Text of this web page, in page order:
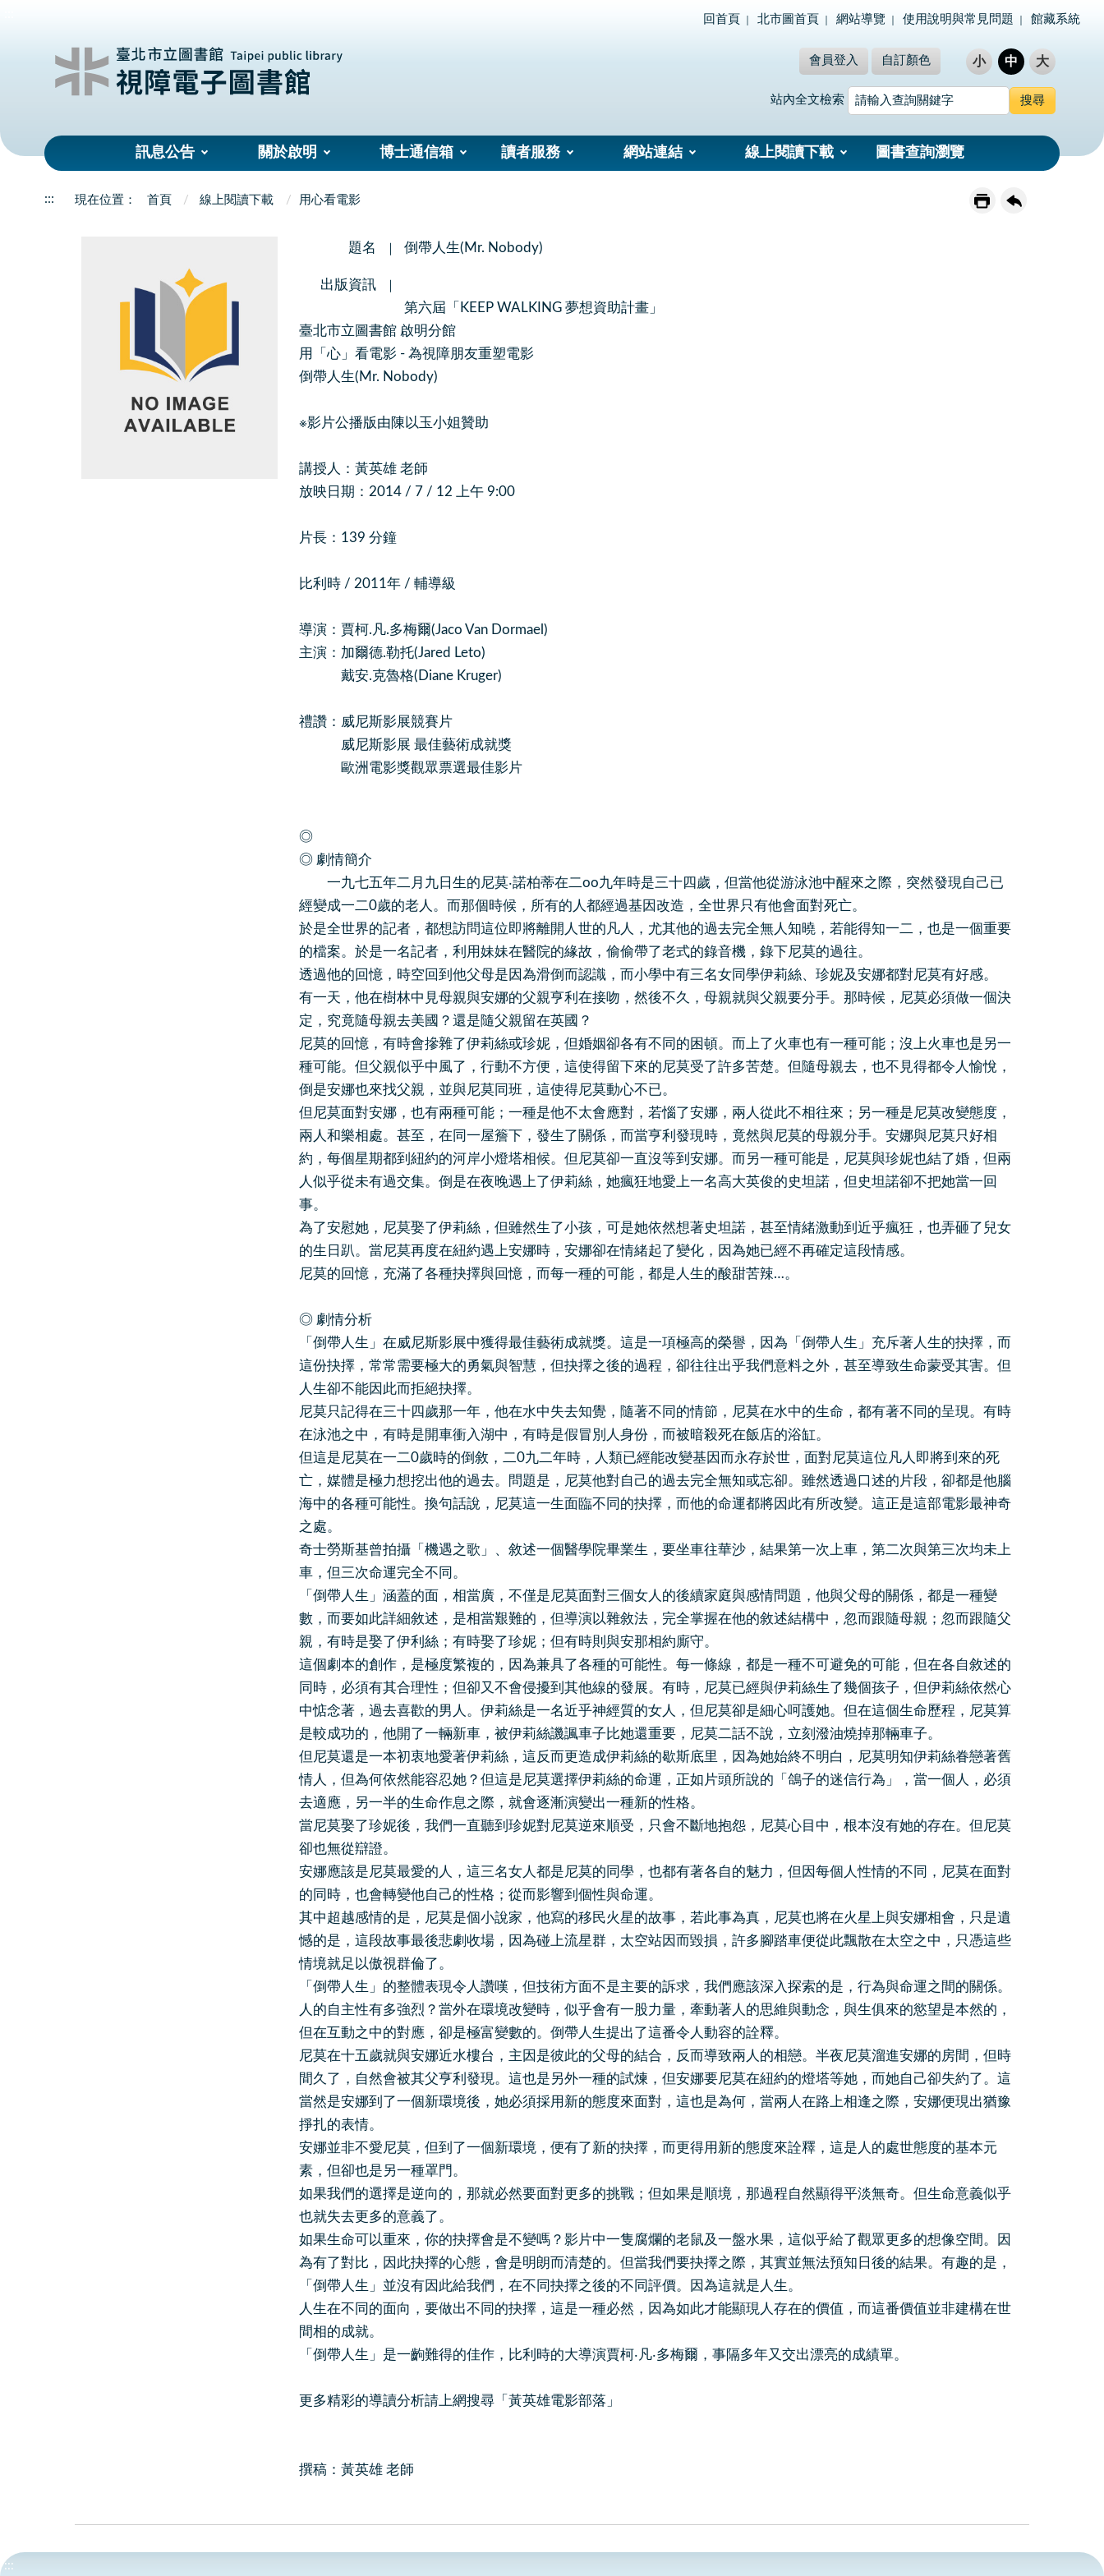
回首頁 北市圖首頁 網站導覽 使用說明與常見問題 館藏系統
會員登入 自訂顏色 小 中 大
站內全文檢索
訊息公告 關於啟明 博士通信箱 讀者服務 網站連結 線上閱讀下載 圖書查詢瀏覽
::: 首頁 線上閱讀下載 用心看電影
題名 倒帶人生(Mr. Nobody)
出版資訊
第六屆「KEEP WALKING 夢想資助計畫」
臺北市立圖書館 啟明分館
用「心」看電影 - 為視障朋友重塑電影
倒帶人生(Mr. Nobody)
※影片公播版由陳以玉小姐贊助
講授人：黃英雄 老師
放映日期：2014 / 7 / 12 上午 9:00
片長：139 分鐘
比利時 / 2011年 / 輔導級
導演：賈柯.凡.多梅爾(Jaco Van Dormael)
主演：加爾德.勒托(Jared Leto)
戴安.克魯格(Diane Kruger)
禮讚：威尼斯影展競賽片
威尼斯影展 最佳藝術成就獎
歐洲電影獎觀眾票選最佳影片
◎
◎ 劇情簡介
一九七五年二月九日生的尼莫‧諾柏蒂在二oo九年時是三十四歲，但當他從游泳池中醒來之際，突然發現自己已
經變成一二0歲的老人。而那個時候，所有的人都經過基因改造，全世界只有他會面對死亡。
於是全世界的記者，都想訪問這位即將離開人世的凡人，尤其他的過去完全無人知曉，若能得知一二，也是一個重要
的檔案。於是一名記者，利用妹妹在醫院的緣故，偷偷帶了老式的錄音機，錄下尼莫的過往。
透過他的回憶，時空回到他父母是因為滑倒而認識，而小學中有三名女同學伊莉絲、珍妮及安娜都對尼莫有好感。
有一天，他在樹林中見母親與安娜的父親亨利在接吻，然後不久，母親就與父親要分手。那時候，尼莫必須做一個決
定，究竟隨母親去美國？還是隨父親留在英國？
尼莫的回憶，有時會摻雜了伊莉絲或珍妮，但婚姻卻各有不同的困頓。而上了火車也有一種可能；沒上火車也是另一
種可能。但父親似乎中風了，行動不方便，這使得留下來的尼莫受了許多苦楚。但隨母親去，也不見得都令人愉悅，
倒是安娜也來找父親，並與尼莫同班，這使得尼莫動心不已。
但尼莫面對安娜，也有兩種可能；一種是他不太會應對，若惱了安娜，兩人從此不相往來；另一種是尼莫改變態度，
兩人和樂相處。甚至，在同一屋簷下，發生了關係，而當亨利發現時，竟然與尼莫的母親分手。安娜與尼莫只好相
約，每個星期都到紐約的河岸小燈塔相候。但尼莫卻一直沒等到安娜。而另一種可能是，尼莫與珍妮也結了婚，但兩
人似乎從未有過交集。倒是在夜晚遇上了伊莉絲，她瘋狂地愛上一名高大英俊的史坦諾，但史坦諾卻不把她當一回
事。
為了安慰她，尼莫娶了伊莉絲，但雖然生了小孩，可是她依然想著史坦諾，甚至情緒激動到近乎瘋狂，也弄砸了兒女
的生日趴。當尼莫再度在紐約遇上安娜時，安娜卻在情緒起了變化，因為她已經不再確定這段情感。
尼莫的回憶，充滿了各種抉擇與回憶，而每一種的可能，都是人生的酸甜苦辣…。
◎ 劇情分析
「倒帶人生」在威尼斯影展中獲得最佳藝術成就獎。這是一項極高的榮譽，因為「倒帶人生」充斥著人生的抉擇，而
這份抉擇，常常需要極大的勇氣與智慧，但抉擇之後的過程，卻往往出乎我們意料之外，甚至導致生命蒙受其害。但
人生卻不能因此而拒絕抉擇。
尼莫只記得在三十四歲那一年，他在水中失去知覺，隨著不同的情節，尼莫在水中的生命，都有著不同的呈現。有時
在泳池之中，有時是開車衝入湖中，有時是假冒別人身份，而被暗殺死在飯店的浴缸。
但這是尼莫在一二0歲時的倒敘，二0九二年時，人類已經能改變基因而永存於世，面對尼莫這位凡人即將到來的死
亡，媒體是極力想挖出他的過去。問題是，尼莫他對自己的過去完全無知或忘卻。雖然透過口述的片段，卻都是他腦
海中的各種可能性。換句話說，尼莫這一生面臨不同的抉擇，而他的命運都將因此有所改變。這正是這部電影最神奇
之處。
奇士勞斯基曾拍攝「機遇之歌」、敘述一個醫學院畢業生，要坐車往華沙，結果第一次上車，第二次與第三次均未上
車，但三次命運完全不同。
「倒帶人生」涵蓋的面，相當廣，不僅是尼莫面對三個女人的後續家庭與感情問題，他與父母的關係，都是一種變
數，而要如此詳細敘述，是相當艱難的，但導演以雜敘法，完全掌握在他的敘述結構中，忽而跟隨母親；忽而跟隨父
親，有時是娶了伊利絲；有時娶了珍妮；但有時則與安那相約廝守。
這個劇本的創作，是極度繁複的，因為兼具了各種的可能性。每一條線，都是一種不可避免的可能，但在各自敘述的
同時，必須有其合理性；但卻又不會侵擾到其他線的發展。有時，尼莫已經與伊莉絲生了幾個孩子，但伊莉絲依然心
中惦念著，過去喜歡的男人。伊莉絲是一名近乎神經質的女人，但尼莫卻是細心呵護她。但在這個生命歷程，尼莫算
是較成功的，他開了一輛新車，被伊莉絲譏諷車子比她還重要，尼莫二話不說，立刻潑油燒掉那輛車子。
但尼莫還是一本初衷地愛著伊莉絲，這反而更造成伊莉絲的歇斯底里，因為她始終不明白，尼莫明知伊莉絲眷戀著舊
情人，但為何依然能容忍她？但這是尼莫選擇伊莉絲的命運，正如片頭所說的「鴿子的迷信行為」，當一個人，必須
去適應，另一半的生命作息之際，就會逐漸演變出一種新的性格。
當尼莫娶了珍妮後，我們一直聽到珍妮對尼莫逆來順受，只會不斷地抱怨，尼莫心目中，根本沒有她的存在。但尼莫
卻也無從辯證。
安娜應該是尼莫最愛的人，這三名女人都是尼莫的同學，也都有著各自的魅力，但因每個人性情的不同，尼莫在面對
的同時，也會轉變他自己的性格；從而影響到個性與命運。
其中超越感情的是，尼莫是個小說家，他寫的移民火星的故事，若此事為真，尼莫也將在火星上與安娜相會，只是遺
憾的是，這段故事最後悲劇收場，因為碰上流星群，太空站因而毀損，許多腳踏車便從此飄散在太空之中，只憑這些
情境就足以傲視群倫了。
「倒帶人生」的整體表現令人讚嘆，但技術方面不是主要的訴求，我們應該深入探索的是，行為與命運之間的關係。
人的自主性有多強烈？當外在環境改變時，似乎會有一股力量，牽動著人的思維與動念，與生俱來的慾望是本然的，
但在互動之中的對應，卻是極富變數的。倒帶人生提出了這番令人動容的詮釋。
尼莫在十五歲就與安娜近水樓台，主因是彼此的父母的結合，反而導致兩人的相戀。半夜尼莫溜進安娜的房間，但時
間久了，自然會被其父亨利發現。這也是另外一種的試煉，但安娜要尼莫在紐約的燈塔等她，而她自己卻失約了。這
當然是安娜到了一個新環境後，她必須採用新的態度來面對，這也是為何，當兩人在路上相逢之際，安娜便現出猶豫
掙扎的表情。
安娜並非不愛尼莫，但到了一個新環境，便有了新的抉擇，而更得用新的態度來詮釋，這是人的處世態度的基本元
素，但卻也是另一種罩門。
如果我們的選擇是逆向的，那就必然要面對更多的挑戰；但如果是順境，那過程自然顯得平淡無奇。但生命意義似乎
也就失去更多的意義了。
如果生命可以重來，你的抉擇會是不變嗎？影片中一隻腐爛的老鼠及一盤水果，這似乎給了觀眾更多的想像空間。因
為有了對比，因此抉擇的心態，會是明朗而清楚的。但當我們要抉擇之際，其實並無法預知日後的結果。有趣的是，
「倒帶人生」並沒有因此給我們，在不同抉擇之後的不同評價。因為這就是人生。
人生在不同的面向，要做出不同的抉擇，這是一種必然，因為如此才能顯現人存在的價值，而這番價值並非建構在世
間相的成就。
「倒帶人生」是一齣難得的佳作，比利時的大導演賈柯‧凡‧多梅爾，事隔多年又交出漂亮的成績單。
更多精彩的導讀分析請上網搜尋「黃英雄電影部落」
撰稿：黃英雄 老師
:::